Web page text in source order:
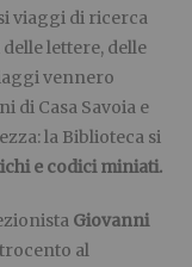
viaggi di ricerca
lettere, delle
vennero
di Casa Savoia e
la Biblioteca si
e codici miniati.
Giovanni
al